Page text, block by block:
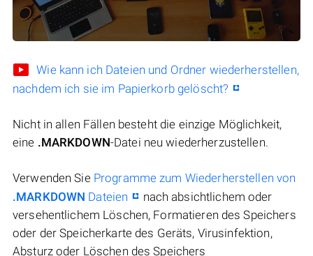
Wie kann ich Dateien und Ordner wiederherstellen,
nachdem ich sie im Papierkorb gelöscht?
Nicht in allen Fällen besteht die einzige Möglichkeit,
eine .MARKDOWN-Datei neu wiederherzustellen.
Verwenden Sie Programme zum Wiederherstellen von
.MARKDOWN Dateien
nach absichtlichem oder
versehentlichem Löschen, Formatieren des Speichers
oder der Speicherkarte des Geräts, Virusinfektion,
Absturz oder Löschen des Speichers